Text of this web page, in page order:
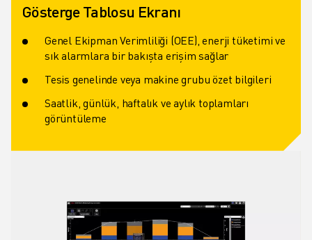
Gösterge Tablosu Ekranı
Genel Ekipman Verimliliği (OEE), enerji tüketimi ve
sık alarmlara bir bakışta erişim sağlar
Tesis genelinde veya makine grubu özet bilgileri
Saatlik, günlük, haftalık ve aylık toplamları
görüntüleme